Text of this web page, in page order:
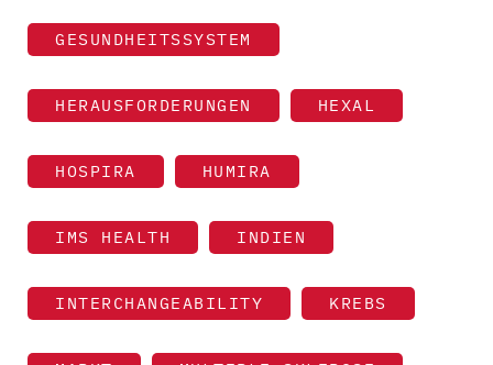
GESUNDHEITSSYSTEM
HERAUSFORDERUNGEN HEXAL
HOSPIRA HUMIRA
IMS HEALTH INDIEN
INTERCHANGEABILITY KREBS